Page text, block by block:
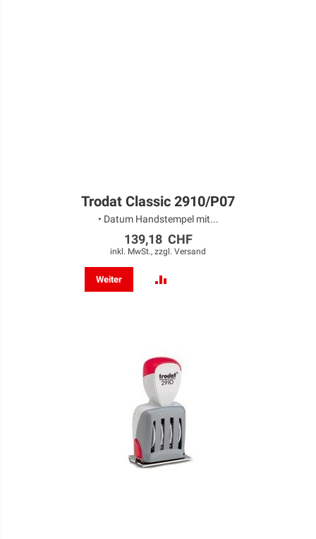
Trodat Classic 2910/P07
• Datum Handstempel mit...
139,18 CHF
inkl. MwSt., zzgl. Versand
Weiter